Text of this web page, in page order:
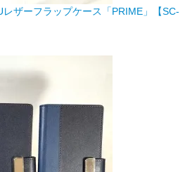
レザーフラップケース「PRIME」【SC-